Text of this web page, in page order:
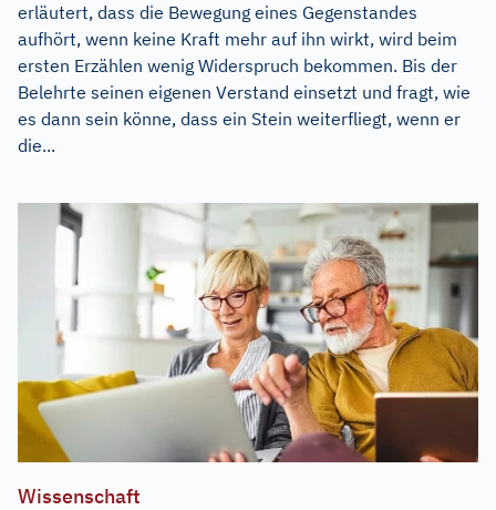
erläutert, dass die Bewegung eines Gegenstandes
aufhört, wenn keine Kraft mehr auf ihn wirkt, wird beim
ersten Erzählen wenig Widerspruch bekommen. Bis der
Belehrte seinen eigenen Verstand einsetzt und fragt, wie
es dann sein könne, dass ein Stein weiterfliegt, wenn er
die...
Wissenschaft